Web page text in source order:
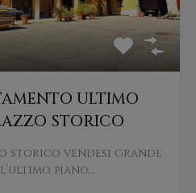
ULTIMO
STORICO
storico vendesi grande
piano…